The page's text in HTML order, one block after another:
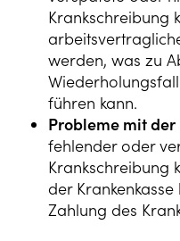
Krankschreibung
werden, was zu
führen kann.
Probleme mit der
fehlender oder
Krankschreibung
der
Zahlung des